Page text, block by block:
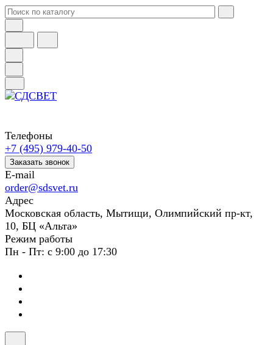
Телефоны
+7 (495) 979-40-50
Заказать звонок
E-mail
order@sdsvet.ru
Адрес
Московская область, Мытищи, Олимпийский пр-кт,
10, БЦ «Альта»
Режим работы
Пн - Пт: с 9:00 до 17:30